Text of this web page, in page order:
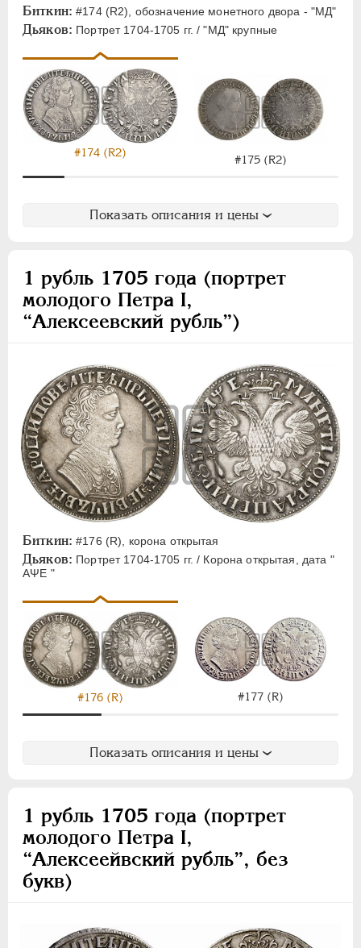
Биткин: #174 (R2), обозначение монетного двора - "МД"
Дьяков: Портрет 1704-1705 гг. / "МД" крупные
#174 (R2)
#175 (R2)
Показать описания и цены
1 рубль 1705 года (портрет
молодого Петра I,
“Алексеевский рубль”)
Биткин: #176 (R), корона открытая
Дьяков: Портрет 1704-1705 гг. / Корона открытая, дата "
АΨЕ "
#176 (R) #177 (R)
Показать описания и цены
1 рубль 1705 года (портрет
молодого Петра I,
“Алексеейвский рубль”, без
букв)
ПЕТР III
1762-1762
ПАВЕЛ I 1796-1801
АЛЕКСАНДР I 1801-1825
НИКОЛАЙ I 1826-1855
АЛЕКСАНДР II
1855-1881
АЛЕКСАНДР III 1881-1894
НИКОЛАЙ II